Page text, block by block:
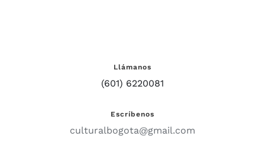
Llámanos
(601) 6220081
Escríbenos
culturalbogota@gmail.com